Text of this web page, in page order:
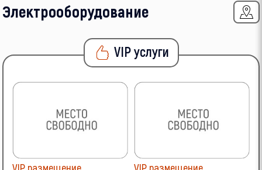
Электрооборудование
VIP услуги
VIP размещение VIP размещение